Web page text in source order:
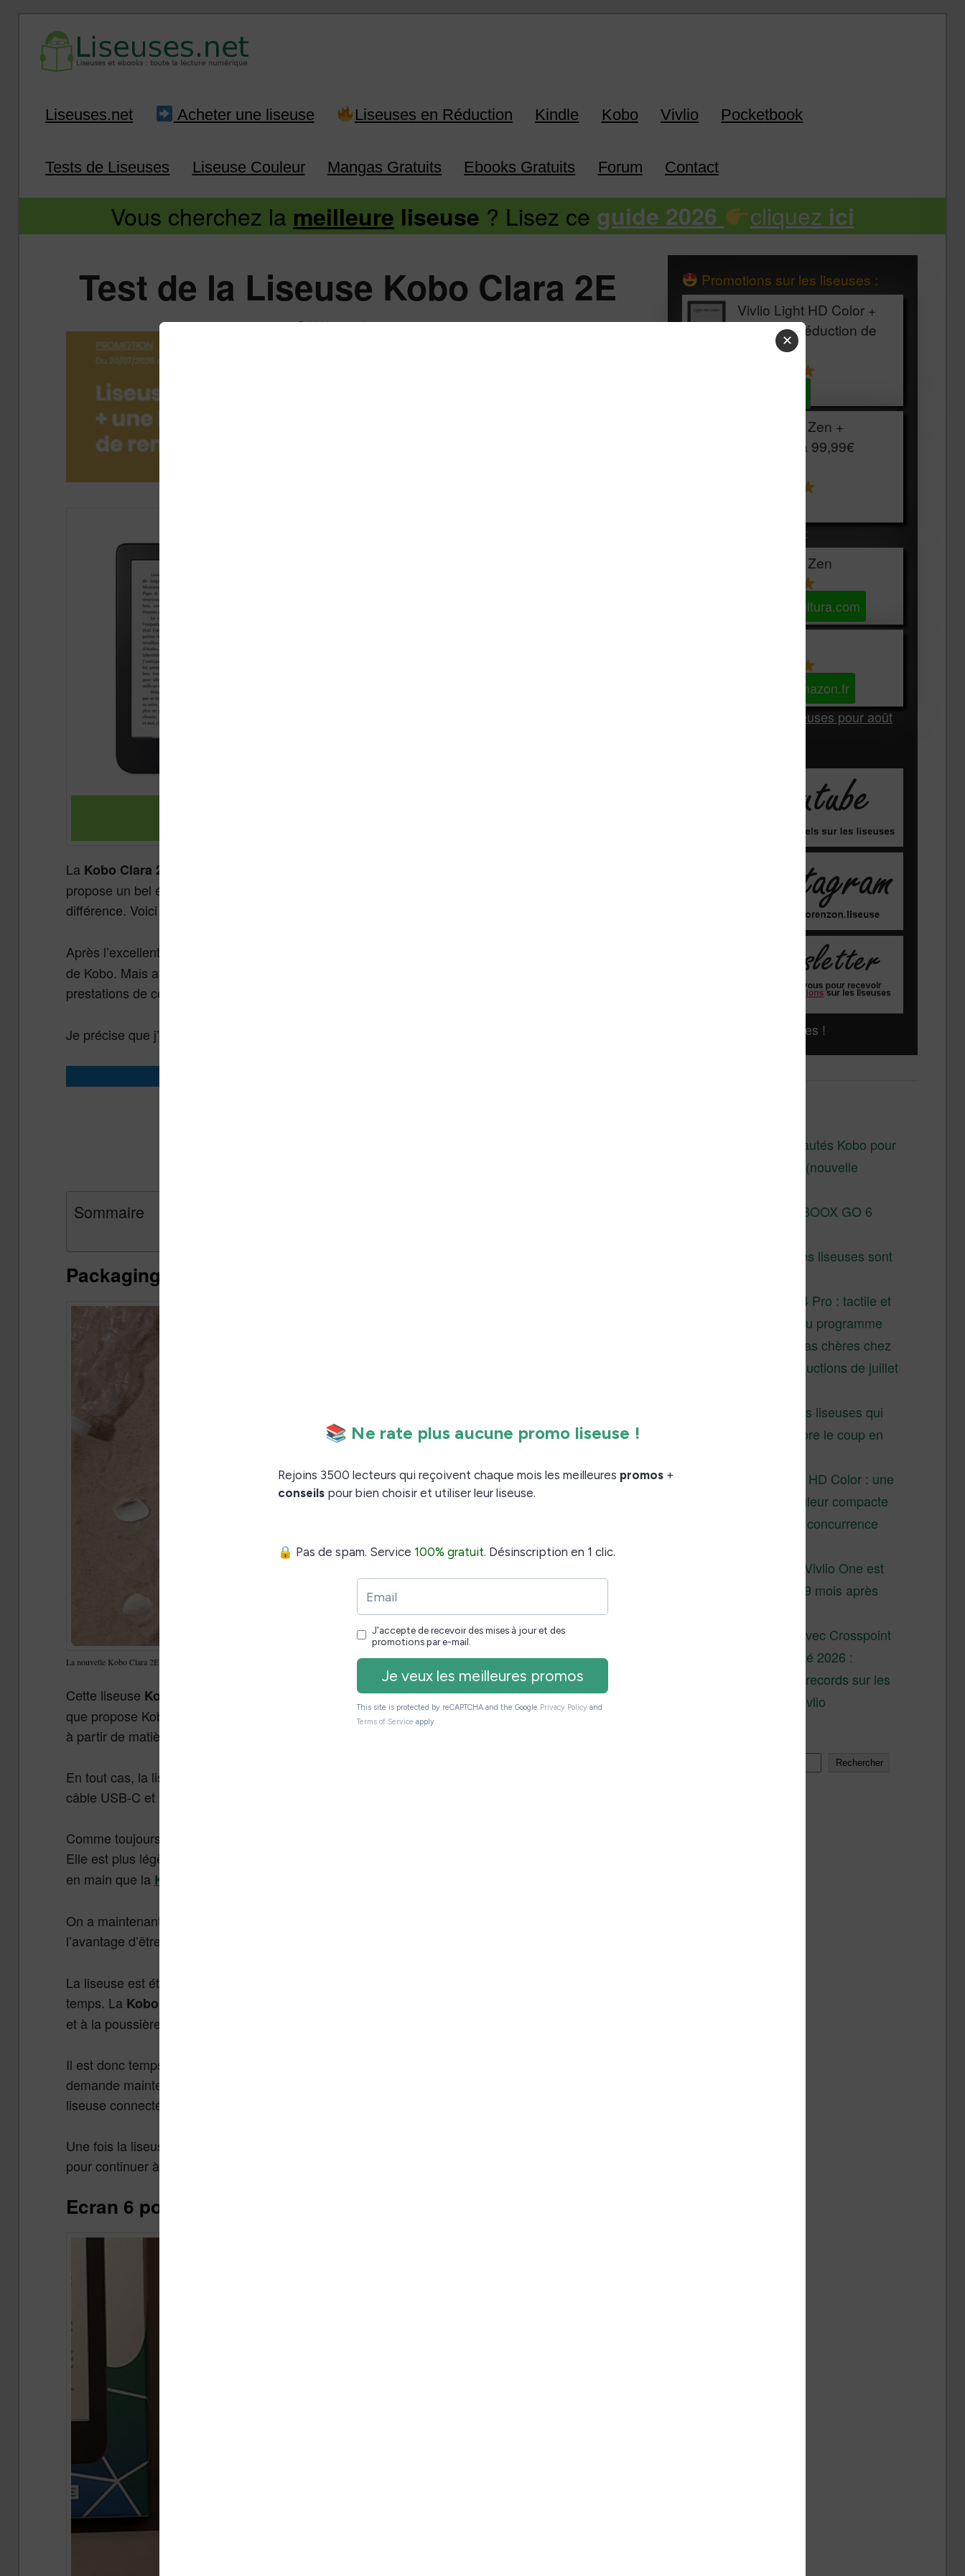
Infos sur les liseuses Kindle, Kobo, Vivlio, Pocketbook
Liseuses.net Acheter une liseuse Liseuses en Réduction Kindle Kobo Vivlio Pocketbook
Tests de Liseuses Liseuse Couleur Mangas Gratuits Ebooks Gratuits Forum Contact
Vous cherchez la meilleure liseuse ? Lisez ce guide 2026 cliquez ici
Test de la Liseuse Kobo Clara 2E
Publié le4 octobre 2022
La Kobo Clara 2E
propose un bel écran haute définition de 6 pouces et des petits plus qui pourraient bien faire la
différence. Voici le test complet de cette liseuse. Vous pouvez
Après l’excellente
de Kobo. Mais avec un prix d’un peu moins de 150€ et un écran de 6 pouces, est-ce que les
prestations de cette
Je précise que j’ai acheté cette liseuse (il ne s’agit pas d’un modèle de prêt).
Sommaire
Packaging et présentation de la Kobo Clara 2E
La nouvelle Kobo Clara 2E
Cette liseuse Kobo Clara 2E
est vendue dans un bel emballage un peu moins imposant que ce
que propose Kobo habituellement. Et il y a une raison à cela : tout est conçu dans un carton conçu
à partir de matières recyclées.
En tout cas, la liseuse est bien protégée et vous trouverez dans la boîte, en plus de la liseuse, un
câble USB-C et un petit manuel de mise en route rapide.
Comme toujours avec Kobo, la liseuse semble très solide et la prise en main est très agréable.
Elle est plus légère que la
en main que la Kobo Nia
On a maintenant un port USB-C. Outre le fait que c’est un système plus moderne, l’USB-C a aussi
l’avantage d’être plus solide et de proposer un chargement rapide de la liseuse.
La liseuse est étanche (certification IPX8) ce qui est un gage de solidité et de fiabilité dans le
temps. La Kobo Clara 2E est donc résistante à l’eau
et à la poussière.
Il est donc temps d’allumer la liseuse et la première chose que l’on constate c’est que Kobo
demande maintenant une connexion Internet pour utiliser sa liseuse. Une fois le Wifi réglé et la
liseuse connectée, une mise à jour est téléchargée et installée.
Une fois la liseuse en route, il vous faudra vous connecter à votre compte Kobo (ou Fnac.com)
pour continuer à utiliser la liseuse et télécharger vos premiers livres.
Ecran 6 pouces de la liseuse Kobo Clara 2E
Promotions sur les liseuses :
Vivlio Light HD Color +
HOUSSE réduction de
Vivlio Light Zen +
HOUSSE à 99,99€
Les accessibles :
Vivlio Light Zen
Voir sur Cultura.com
Voir sur Amazon.fr
Les Meilleures liseuses pour août
Liseuses pas chères !
Les nouveautés Kobo pour
la fin 2026 (nouvelle
Test de la BOOX GO 6
Pourquoi les liseuses sont
XTEINK X4 Pro : tactile et
éclairage au programme
Liseuses pas chères chez
Vivlio – réductions de juillet
3 anciennes liseuses qui
valent encore le coup en
Vivlio Light HD Color : une
liseuse couleur compacte
à prix défiant toute concurrence
La liseuse Vivlio One est
un succès 9 mois après
XTEINK X4 : test avec Crosspoint
Soldes d’été 2026 :
réductions records sur les
liseuses Kobo et Vivlio
Rechercher
✕